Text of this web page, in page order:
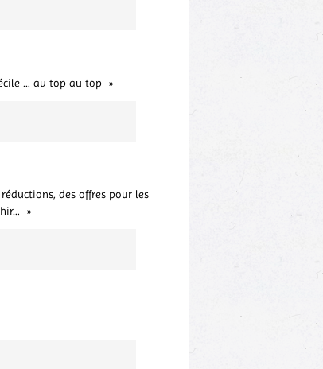
… au top au top
des offres pour les